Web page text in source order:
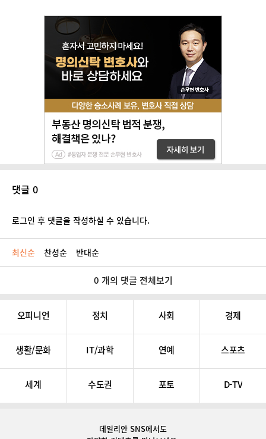
댓글 0
로그인 후 댓글을 작성하실 수 있습니다.
최신순 찬성순 반대순
0 개의 댓글 전체보기
오피니언 정치 사회 경제
생활/문화 IT/과학 연예 스포츠
세계 수도권 포토 D-TV
데일리안 SNS에서도